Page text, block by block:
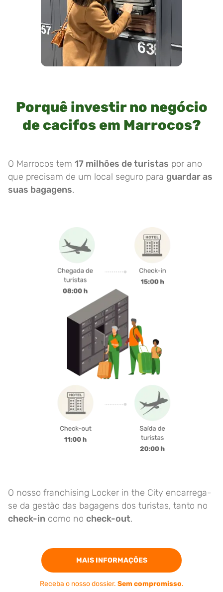
Porquê investir no negócio
de cacifos em Marrocos?
O Marrocos tem 17 milhões de turistas por ano
que precisam de um local seguro para guardar as
suas bagagens.
O nosso franchising Locker in the City encarrega-
se da gestão das bagagens dos turistas, tanto no
check-in como no check-out.
MAIS INFORMAÇÕES
Receba o nosso dossier. Sem compromisso.